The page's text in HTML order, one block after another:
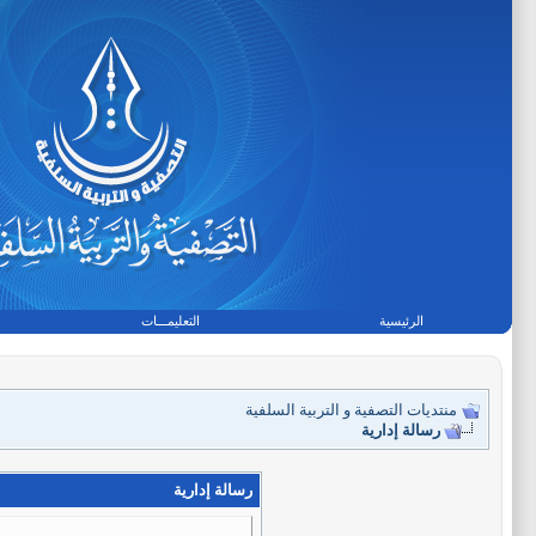
الرئيسية التعليمـــات
منتديات التصفية و التربية السلفية
رسالة إدارية
رسالة إدارية